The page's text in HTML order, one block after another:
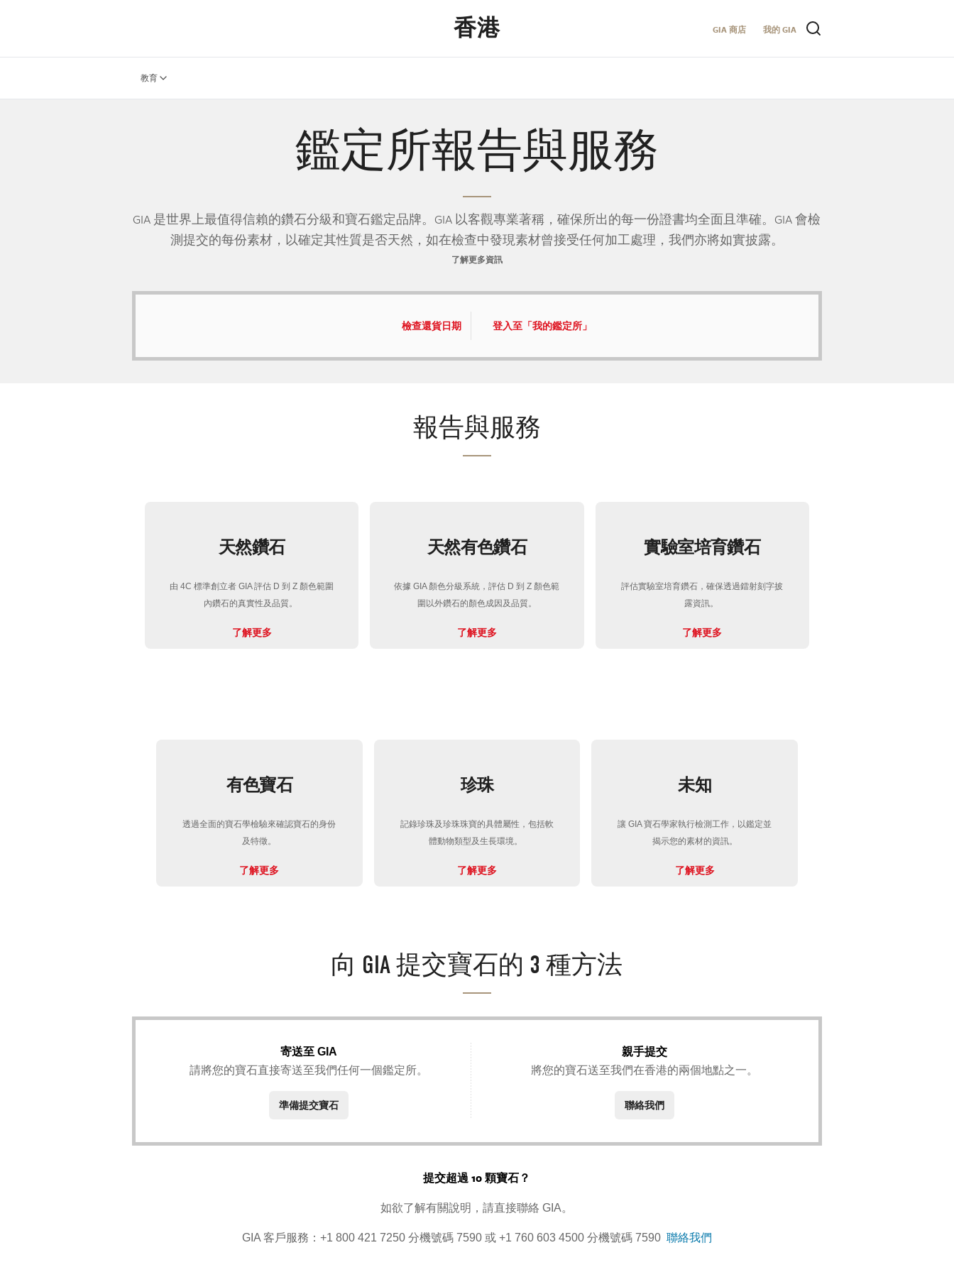
香港 GIA 商店 我的 GIA
教育
鑑定所報告與服務
GIA 是世界上最值得信賴的鑽石分級和寶石鑑定品牌。GIA 以客觀專業著稱，確保所出的每一份證書均全面且準確。GIA 會檢
測提交的每份素材，以確定其性質是否天然，如在檢查中發現素材曾接受任何加工處理，我們亦將如實披露。
了解更多資訊
檢查還貨日期 登入至「我的鑑定所」
報告與服務
天然鑽石
由 4C 標準創立者 GIA 評估 D 到 Z 顏色範圍
內鑽石的真實性及品質。
了解更多
天然有色鑽石
依據 GIA 顏色分級系統，評估 D 到 Z 顏色範
圍以外鑽石的顏色成因及品質。
了解更多
實驗室培育鑽石
評估實驗室培育鑽石，確保透過鐳射刻字披
露資訊。
了解更多
有色寶石
透過全面的寶石學檢驗來確認寶石的身份
及特徵。
了解更多
珍珠
記錄珍珠及珍珠珠寶的具體屬性，包括軟
體動物類型及生長環境。
了解更多
未知
讓 GIA 寶石學家執行檢測工作，以鑑定並
揭示您的素材的資訊。
了解更多
向 GIA 提交寶石的 3 種方法
寄送至 GIA
請將您的寶石直接寄送至我們任何一個鑑定所。
準備提交寶石
親手提交
將您的寶石送至我們在香港的兩個地點之一。
聯絡我們
提交超過 10 顆寶石？
如欲了解有關說明，請直接聯絡 GIA。
GIA 客戶服務：+1 800 421 7250 分機號碼 7590 或 +1 760 603 4500 分機號碼 7590 聯絡我們